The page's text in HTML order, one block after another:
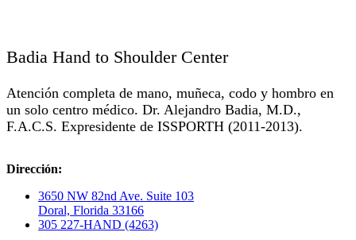
Badia Hand to Shoulder Center
Atención completa de mano, muñeca, codo y hombro en
un solo centro médico. Dr. Alejandro Badia, M.D.,
F.A.C.S. Expresidente de ISSPORTH (2011-2013).
Dirección:
3650 NW 82nd Ave. Suite 103
Doral, Florida 33166
305 227-HAND (4263)